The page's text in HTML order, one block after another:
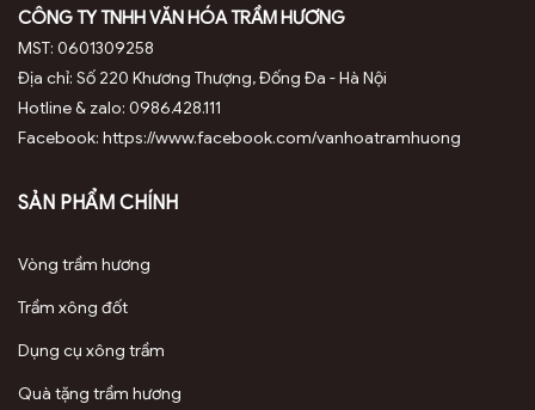
CÔNG TY TNHH VĂN HÓA TRẦM HƯƠNG
MST: 0601309258
Địa chỉ: Số 220 Khương Thượng, Đống Đa - Hà Nội
Hotline & zalo: 0986.428.111
Facebook: https://www.facebook.com/vanhoatramhuong
SẢN PHẨM CHÍNH
Vòng trầm hương
Trầm xông đốt
Dụng cụ xông trầm
Quà tặng trầm hương